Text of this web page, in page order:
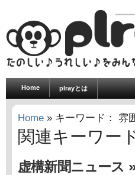
Home plrayとは
Home » キーワード： 雰
関連キーワー
虚構新聞ニュース